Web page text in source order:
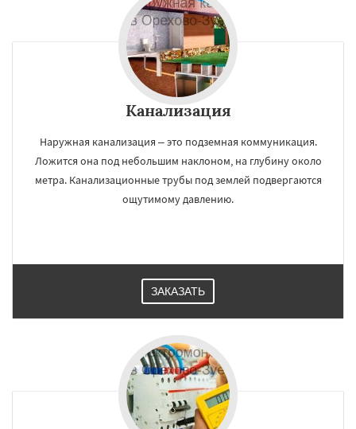
Канализация
Наружная канализация – это подземная коммуникация.
Ложится она под небольшим наклоном, на глубину около
метра. Канализационные трубы под землей подвергаются
ощутимому давлению.
ЗАКАЗАТЬ